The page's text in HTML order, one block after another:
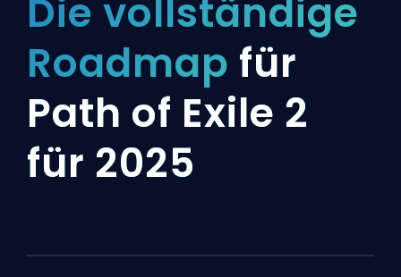
Die vollständige
Roadmap für
Path of Exile 2
für 2025